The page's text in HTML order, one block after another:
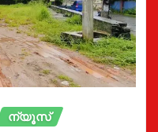
ന്യൂസ്